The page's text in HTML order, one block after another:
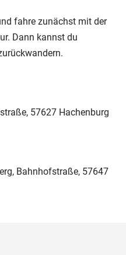
fahre zunächst mit der
Dann kannst du
57627 Hachenburg
Bahnhofstraße, 57647